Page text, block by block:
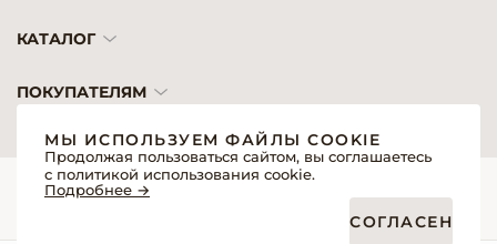
КАТАЛОГ
ПОКУПАТЕЛЯМ
© 2026 «Модерн»— Косметика и оборудование для профессионалов
Создание сайтов
МЫ ИСПОЛЬЗУЕМ ФАЙЛЫ COOKIE
Продолжая пользоваться сайтом, вы соглашаетесь
с политикой использования cookie.
Подробнее →
СОГЛАСЕН